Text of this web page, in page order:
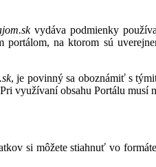
vydáva podmienky
na ktorom sú
, je povinný sa oboznámiť s
využívaní obsahu Portálu
si môžete stiahnuť vo